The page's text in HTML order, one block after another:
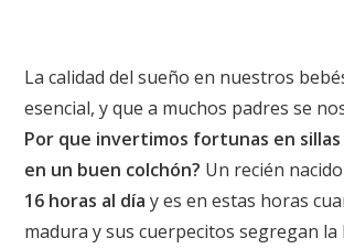
La calidad del sueño en nuestros
esencial, y que a muchos padres se
Por que invertimos fortunas en sillas
en un buen colchón? Un recién nacido
16 horas al día y es en estas horas
madura y sus cuerpecitos segregan